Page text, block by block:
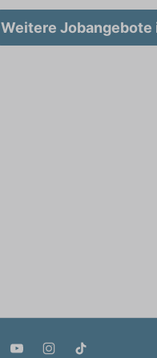
Weitere Jobangebote